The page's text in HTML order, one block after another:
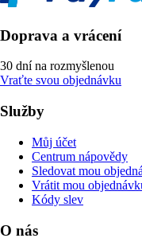
Doprava a vrácení
30 dní na rozmyšlenou
Vraťte svou objednávku
Služby
Můj účet
Centrum nápovědy
Sledovat mou
Vrátit mou
Kódy slev
O nás